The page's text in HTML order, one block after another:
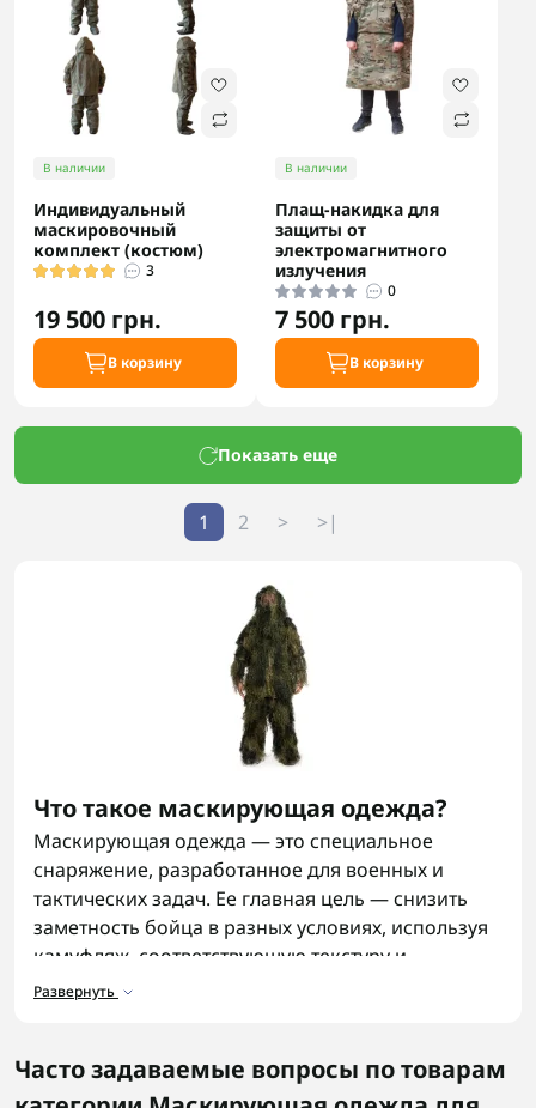
В наличии
Индивидуальный
маскировочный
комплект (костюм)
3
19 500 грн.
В корзину
В наличии
Плащ-накидка для
защиты от
электромагнитного
излучения
0
7 500 грн.
В корзину
Показать еще
1 2 > >|
Что такое маскирующая одежда?
Маскирующая одежда — это специальное
снаряжение, разработанное для военных и
тактических задач. Ее главная цель — снизить
заметность бойца в разных условиях, используя
камуфляж, соответствующую текстуру и
материал. Такая одежда включает куртки, штаны,
Назначение маскирующей одежды
Развернуть
Часто задаваемые вопросы по товарам